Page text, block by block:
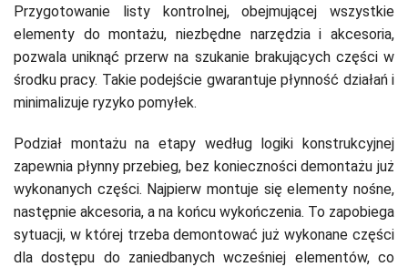
Przygotowanie listy kontrolnej, obejmującej wszystkie
elementy do montażu, niezbędne narzędzia i akcesoria,
pozwala uniknąć przerw na szukanie brakujących części w
środku pracy. Takie podejście gwarantuje płynność działań i
minimalizuje ryzyko pomyłek.
Podział montażu na etapy według logiki konstrukcyjnej
zapewnia płynny przebieg, bez konieczności demontażu już
wykonanych części. Najpierw montuje się elementy nośne,
następnie akcesoria, a na końcu wykończenia. To zapobiega
sytuacji, w której trzeba demontować już wykonane części
dla dostępu do zaniedbanych wcześniej elementów, co